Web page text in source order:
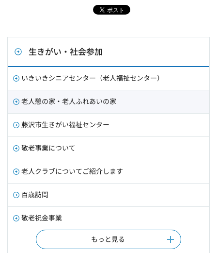
生きがい・社会参加
いきいきシニアセンター（老人福祉センター）
老人憩の家・老人ふれあいの家
藤沢市生きがい福祉センター
敬老事業について
老人クラブについてご紹介します
百歳訪問
敬老祝金事業
もっと見る